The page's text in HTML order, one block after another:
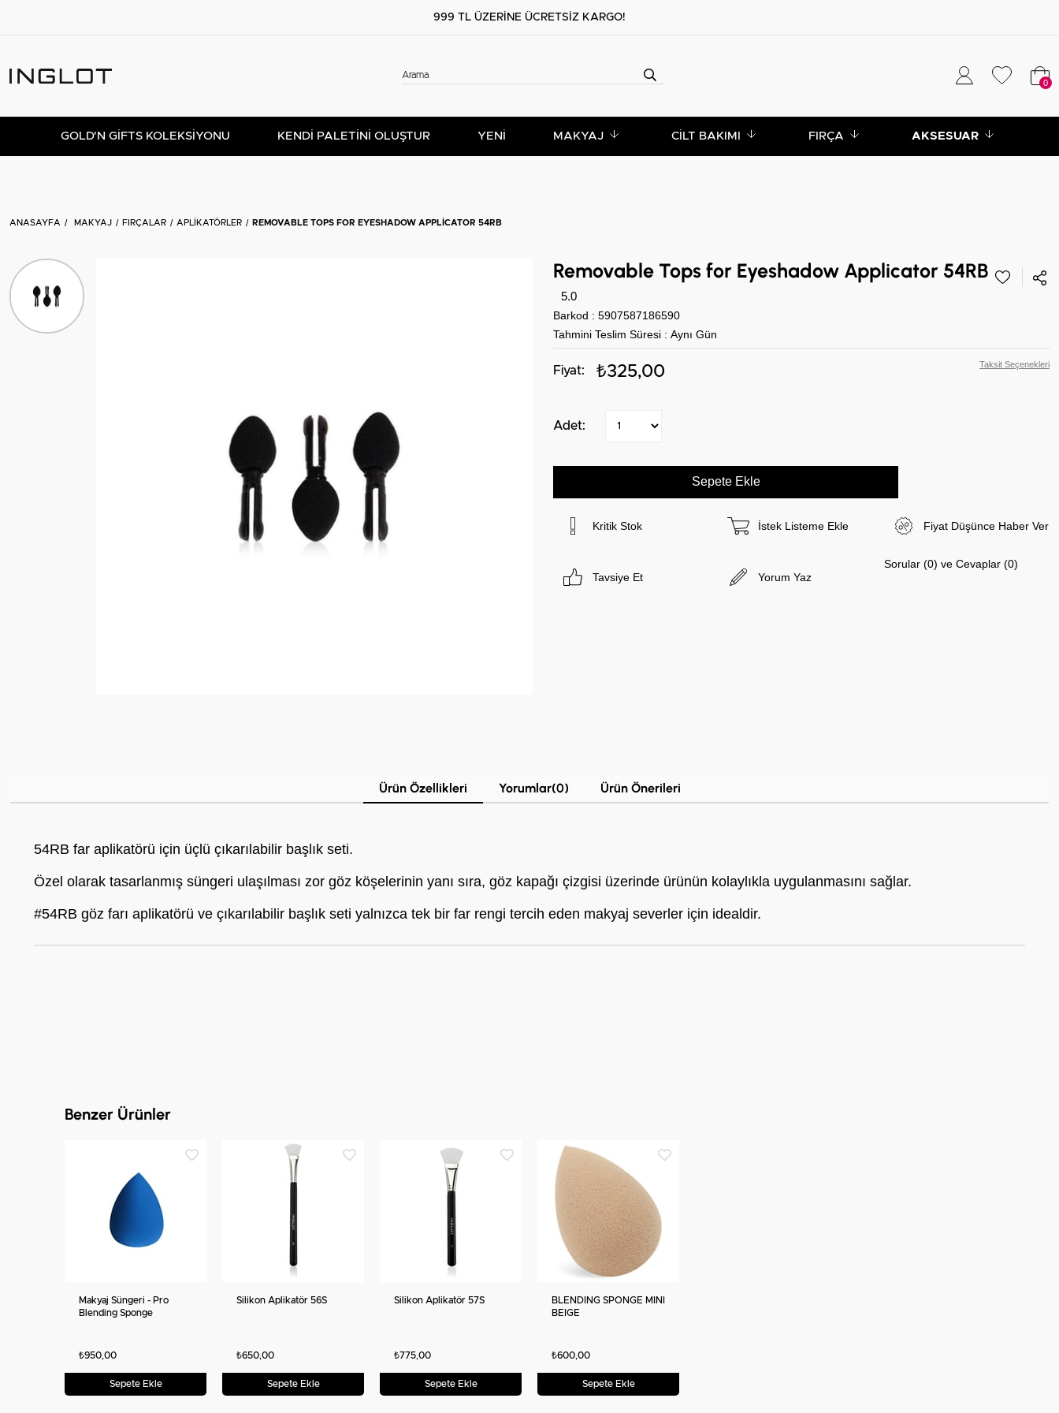
999 TL ÜZERİNE ÜCRETSİZ KARGO!
0
GOLD'N GIFTS KOLEKSIYONU KENDİ PALETİNİ OLUŞTUR YENİ MAKYAJ CILT BAKIMI FIRÇA AKSESUAR
ANASAYFA MAKYAJ FIRÇALAR APLIKATÖRLER REMOVABLE TOPS FOR EYESHADOW APPLICATOR 54RB
Removable Tops for Eyeshadow Applicator 54RB
5.0
Barkod : 5907587186590
Tahmini Teslim Süresi : Aynı Gün
₺325,00 Taksit Seçenekleri
Kritik Stok İstek Listeme Ekle Fiyat Düşünce Haber Ver
Tavsiye Et Yorum Yaz
Sorular (0) ve Cevaplar (0)
Ürün Özellikleri Yorumlar(0) Ürün Önerileri
54RB far aplikatörü için üçlü çıkarılabilir başlık seti.
Özel olarak tasarlanmış süngeri ulaşılması zor göz köşelerinin yanı sıra, göz kapağı çizgisi üzerinde ürünün kolaylıkla uygulanmasını sağlar.
#54RB göz farı aplikatörü ve çıkarılabilir başlık seti yalnızca tek bir far rengi tercih eden makyaj severler için idealdir.
Benzer Ürünler
Makyaj Süngeri - Pro
Blending Sponge
₺950,00
Sepete Ekle
Silikon Aplikatör 56S
₺650,00
Sepete Ekle
Silikon Aplikatör 57S
₺775,00
Sepete Ekle
BLENDING SPONGE MINI
BEIGE
₺600,00
Sepete Ekle